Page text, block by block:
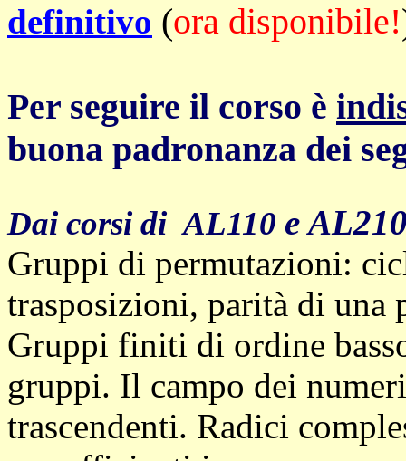
definitivo (ora disponibile!
Per seguire il corso è
buona padronanza dei
Dai corsi di AL110 e
Gruppi di permutazioni:
trasposizioni, parità di una
Gruppi finiti di ordine
gruppi. Il campo dei
trascendenti. Radici